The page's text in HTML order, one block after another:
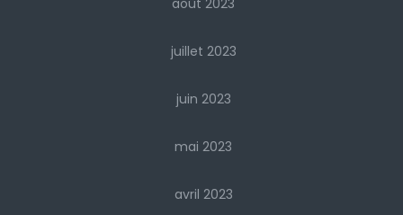
août 2023
juillet 2023
juin 2023
mai 2023
avril 2023